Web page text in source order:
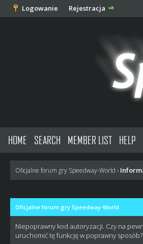
Logowanie Rejestracja
HOME SEARCH MEMBER LIST HELP
Oficjalne forum gry Speedway-World ›
Oficjalne forum gry Speedway-World
Niepoprawny kod autoryzacji. Czy na
uruchomić tę funkcję w poprawny